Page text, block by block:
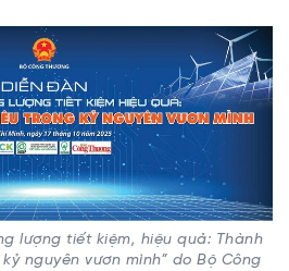
lượng tiết kiệm, hiệu quả: Thành
nguyên vươn mình” do Bộ Công